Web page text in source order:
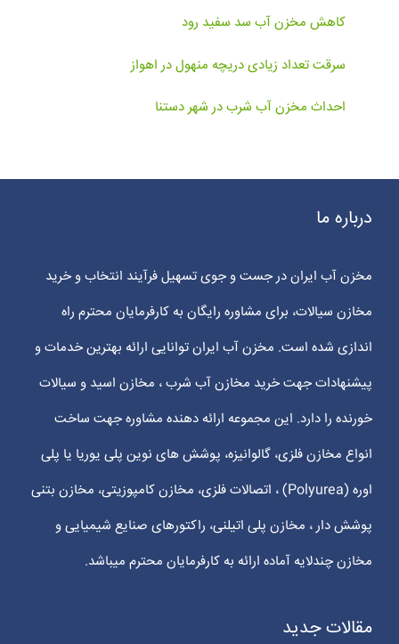
کاهش مخزن آب سد سفید رود
سرقت تعداد زیادی دریچه منهول در اهواز
احداث مخزن آب شرب در شهر دستنا
درباره ما
مخزن آب ایران در جست و جوی تسهیل فرآیند انتخاب و خرید
مخازن سیالات، برای مشاوره رایگان به کارفرمایان محترم راه
اندازی شده است. مخزن آب ایران توانایی ارائه بهترین خدمات و
پیشنهادات جهت خرید مخازن آب شرب ، مخازن اسید و سیالات
خورنده را دارد. این مجموعه ارائه دهنده مشاوره جهت ساخت
انواع مخازن فلزی، گالوانیزه، پوشش های نوین پلی یوریا یا پلی
اوره (Polyurea) ، اتصالات فلزی، مخازن کامپوزیتی، مخازن بتنی
پوشش دار ، مخازن پلی اتیلنی، راکتورهای صنایع شیمیایی و
مخازن چندلایه آماده ارائه به کارفرمایان محترم میباشد.
مقالات جدید